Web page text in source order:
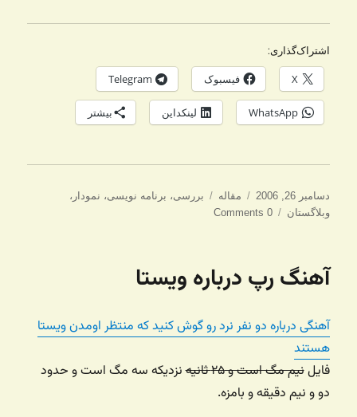
اشتراک‌گذاری:
X فیسبوک Telegram
WhatsApp لینکداین بیشتر
ارسال
شده
دسامبر 26, 2006 دسته‌ها
مقاله برچسب‌ها
بررسی، برنامه نویسی، نمودار ،
وبلاگستان
0 Comments
آهنگ رپ درباره ویستا
آهنگی درباره دو نفر نرد رو گوش کنید که منتظر اومدن ویستا
هستند
فایلنیم مگ است و ۲۵ ثانیه
نزدیکه سه مگ است و حدود
دو و نیم دقیقه و بامزه.